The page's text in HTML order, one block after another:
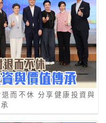
而不休 分享健康投資與